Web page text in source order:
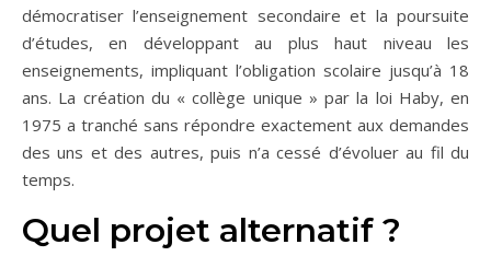
démocratiser l’enseignement secondaire et la poursuite
d’études, en développant au plus haut niveau les
enseignements, impliquant l’obligation scolaire jusqu’à 18
ans. La création du « collège unique » par la loi Haby, en
1975 a tranché sans répondre exactement aux demandes
des uns et des autres, puis n’a cessé d’évoluer au fil du
temps.
Quel projet alternatif ?